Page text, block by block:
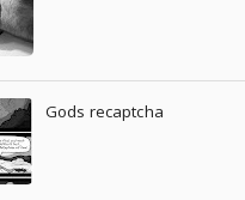
Gods recaptcha